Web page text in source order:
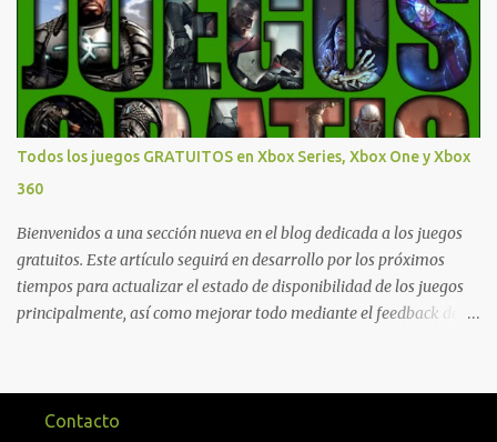
personajes, paquetes de armas hasta emotes, monedas virtuales y
más para diferentes títulos. Todas estas ventajas se pueden
reclamar desde la sección de Game Pass o en tu aplicación de Xbox
yendo directamente a la pestaña de Game Pass. Essential también
ahora sumará el acceso a la Nube de Xbox, el cual nos permitite
jugar una pequeña porción de los juegos de la suscripción
mediante xCloud y más de 600 juegos compatibles si es que los
compramos previamente (con más títulos en camino a ser
compatibles con la función Transmite tu Propios Juegos). Pueden
leer más...
Todos los juegos GRATUITOS en Xbox Series, Xbox One y Xbox
360
Bienvenidos a una sección nueva en el blog dedicada a los juegos
gratuitos. Este artículo seguirá en desarrollo por los próximos
tiempos para actualizar el estado de disponibilidad de los juegos
principalmente, así como mejorar todo mediante el feedback de
ofrecen contenidos limitados o no se encuentran en algunas
regiones de América Latina. Podremos ver una lista más
Contacto